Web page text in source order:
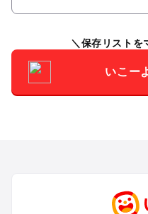
保存リストを
いこー